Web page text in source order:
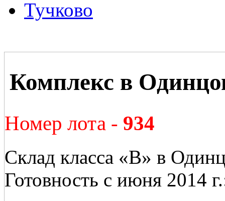
Тучково
Комплекс в
Номер лота - 934
Склад класса «В» в
Готовность с июня 2014